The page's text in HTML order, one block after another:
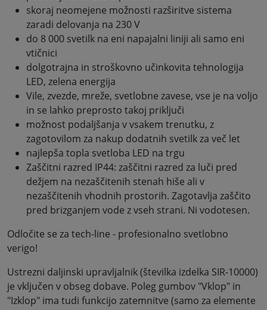
skoraj neomejene možnosti razširitve sistema
zaradi delovanja na 230 V
do 8 000 svetilk na eni napajalni liniji ali samo eni
vtičnici
dolgotrajna in stroškovno učinkovita tehnologija
LED, zelena energija
Vile, zvezde, mreže, svetlobne zavese, vse je na voljo
in se lahko preprosto takoj priključi
možnost podaljšanja v vsakem trenutku, z
zagotovilom za nakup dodatnih svetilk za več let
najlepša topla svetloba LED na trgu
Zaščitni razred IP44: zaščitni razred za luči pred
dežjem na nezaščitenih stenah hiše ali v
nezaščitenih vhodnih prostorih. Zagotavlja zaščito
pred brizganjem vode z vseh strani. Ni vodotesen.
Odločite se za tech-line - profesionalno svetlobno
verigo!
Ustrezni daljinski upravljalnik (številka izdelka SIR-10000)
je vključen v obseg dobave. Poleg gumbov "Vklop" in
"Izklop" ima tudi funkcijo zatemnitve (samo za elemente